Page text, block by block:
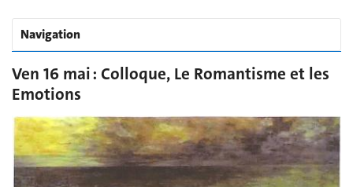
Navigation
Ven 16 mai : Colloque, Le Romantisme et les
Emotions